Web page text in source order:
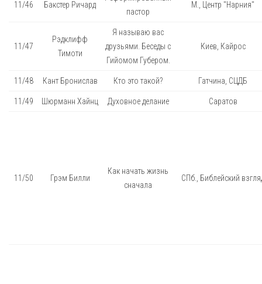
11/46 Бакстер Ричард
пастор
М., Центр "Нарния"
11/47
Рэдклифф
Тимоти
Я называю вас
друзьями. Беседы с
Гийомом Губером.
Киев, Кайрос
11/48 Кант Бронислав Кто это такой? Гатчина, СЦДБ
11/49 Шюрманн Хайнц Духовное делание Саратов
11/50 Грэм Билли
Как начать жизнь
сначала
СПб., Библейский